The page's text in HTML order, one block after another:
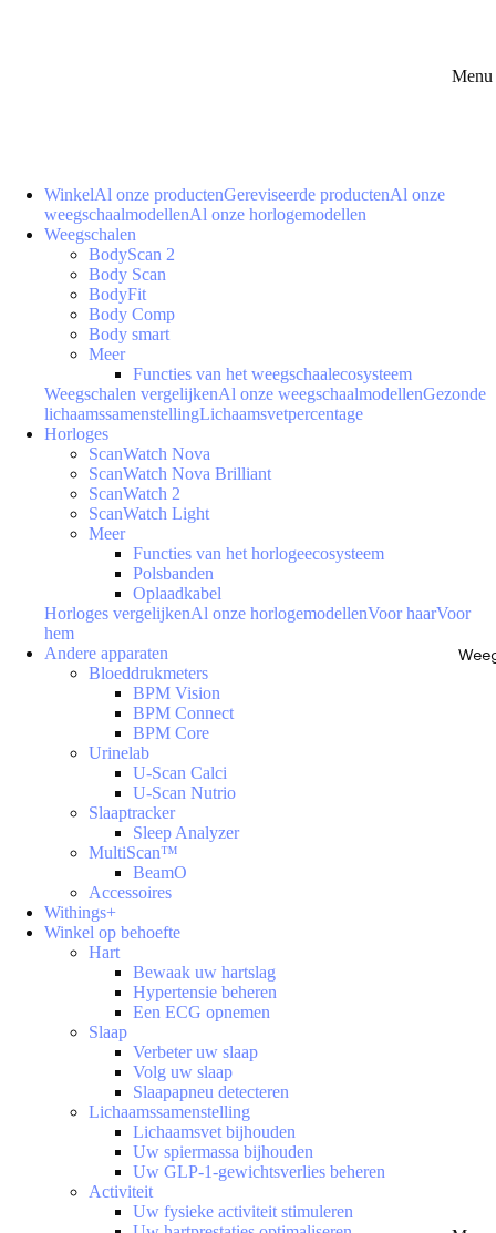
Menu
WinkelAl onze productenGereviseerde productenAl onze
weegschaalmodellenAl onze horlogemodellen
Weegschalen
BodyScan 2
Body Scan
BodyFit
Body Comp
Body smart
Meer
Functies van het weegschaalecosysteem
Weegschalen vergelijkenAl onze weegschaalmodellenGezonde
lichaamssamenstellingLichaamsvetpercentage
Horloges
ScanWatch Nova
ScanWatch Nova Brilliant
ScanWatch 2
ScanWatch Light
Meer
Functies van het horlogeecosysteem
Polsbanden
Oplaadkabel
Horloges vergelijkenAl onze horlogemodellenVoor haarVoor
hem
Andere apparaten
Bloeddrukmeters
BPM Vision
BPM Connect
BPM Core
Urinelab
U-Scan Calci
U-Scan Nutrio
Slaaptracker
Sleep Analyzer
MultiScan™
BeamO
Accessoires
Withings+
Winkel op behoefte
Hart
Bewaak uw hartslag
Hypertensie beheren
Een ECG opnemen
Slaap
Verbeter uw slaap
Volg uw slaap
Slaapapneu detecteren
Lichaamssamenstelling
Lichaamsvet bijhouden
Uw spiermassa bijhouden
Uw GLP-1-gewichtsverlies beheren
Activiteit
Uw fysieke activiteit stimuleren